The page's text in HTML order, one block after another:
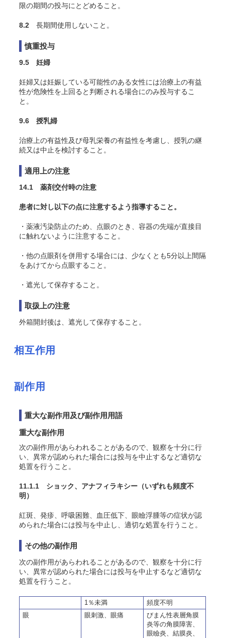
限の期間の投与にとどめること。
8.2 長期間使用しないこと。
慎重投与
9.5 妊婦
妊婦又は妊娠している可能性のある女性には治療上の有益
性が危険性を上回ると判断される場合にのみ投与するこ
と。
9.6 授乳婦
治療上の有益性及び母乳栄養の有益性を考慮し、授乳の継
続又は中止を検討すること。
適用上の注意
14.1 薬剤交付時の注意
患者に対し以下の点に注意するよう指導すること。
・薬液汚染防止のため、点眼のとき、容器の先端が直接目
に触れないように注意すること。
・他の点眼剤を併用する場合には、少なくとも5分以上間隔
をあけてから点眼すること。
・遮光して保存すること。
取扱上の注意
外箱開封後は、遮光して保存すること。
相互作用
副作用
重大な副作用及び副作用用語
重大な副作用
次の副作用があらわれることがあるので、観察を十分に行
い、異常が認められた場合には投与を中止するなど適切な
処置を行うこと。
11.1.1 ショック、アナフィラキシー （いずれも頻度不
明）
紅斑、発疹、呼吸困難、血圧低下、眼瞼浮腫等の症状が認
められた場合には投与を中止し、適切な処置を行うこと。
その他の副作用
次の副作用があらわれることがあるので、観察を十分に行
い、異常が認められた場合には投与を中止するなど適切な
処置を行うこと。
1％未満
頻度不明
眼
眼刺激、眼痛
びまん性表層角膜
炎等の角膜障害、
眼瞼炎、結膜炎、